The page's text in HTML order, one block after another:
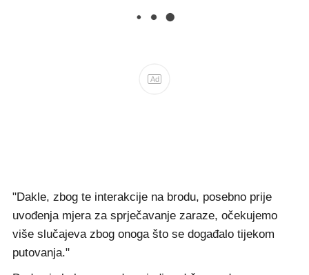
Ad
"Dakle, zbog te interakcije na brodu, posebno prije
uvođenja mjera za sprječavanje zaraze, očekujemo
više slučajeva zbog onoga što se događalo tijekom
putovanja."